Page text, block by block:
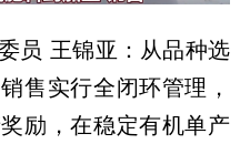
员 王锦亚：从品种选
售实行全闭环管理，
励，在稳定有机单产